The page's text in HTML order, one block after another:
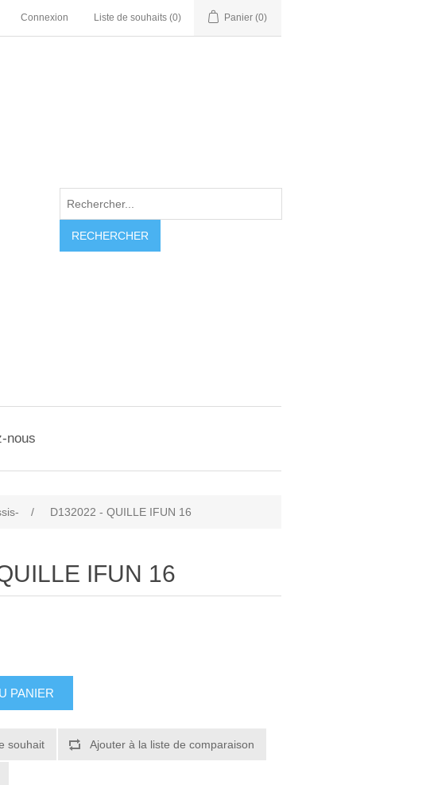
Connexion Liste de souhaits (0) Panier (0)
RECHERCHER
nous
/ D132022 - QUILLE IFUN 16
IFUN 16
PANIER
souhait Ajouter à la liste de comparaison